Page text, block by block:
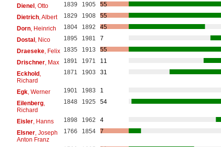
Dienel, Otto 1839 1905
55
Dietrich, Albert 1829 1908
55
Dorn, Heinrich 1804 1892
45
Dostal, Nico 1895 1981
7
Draeseke, Felix 1835 1913
55
Drischner, Max 1891 1971
11
Eckhold,
Richard
1871 1903 31
Egk, Werner 1901 1983
1
Eilenberg,
Richard
1848 1925 54
Eisler, Hanns 1898 1962
4
Elsner, Joseph
Anton Franz
1766 1854 7